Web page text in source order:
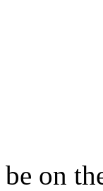
on